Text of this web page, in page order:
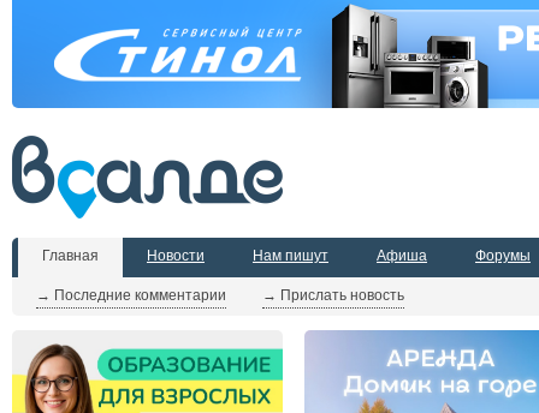
Главная
→ Последние комментарии → Прислать новость
Новости Нам пишут Афиша Форумы